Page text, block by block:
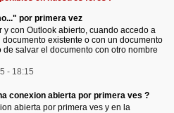
por primera vez
con Outlook abierto, cuando accedo a
existente o con un documento
salvar el documento con otro nombre
- 18:15
conexion abierta por primera ves ?
abierta por primera ves y en la